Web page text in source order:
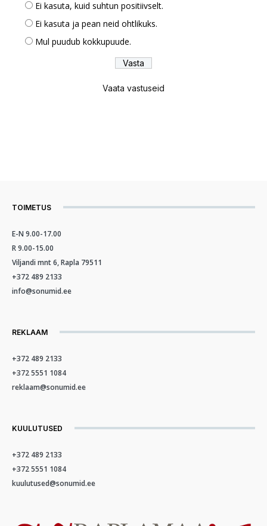
Ei kasuta, kuid suhtun positiivselt.
Ei kasuta ja pean neid ohtlikuks.
Mul puudub kokkupuude.
Vaata vastuseid
TOIMETUS
E-N 9.00-17.00
R 9.00-15.00
Viljandi mnt 6, Rapla 79511
+372 489 2133
info@sonumid.ee
REKLAAM
+372 489 2133
+372 5551 1084
reklaam@sonumid.ee
KUULUTUSED
+372 489 2133
+372 5551 1084
kuulutused@sonumid.ee